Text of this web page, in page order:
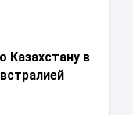
Казахстану в